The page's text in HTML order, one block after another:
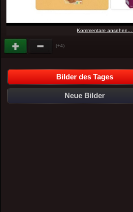
Kommentare ansehen...
(+4)
Bilder des Tages
Neue Bilder